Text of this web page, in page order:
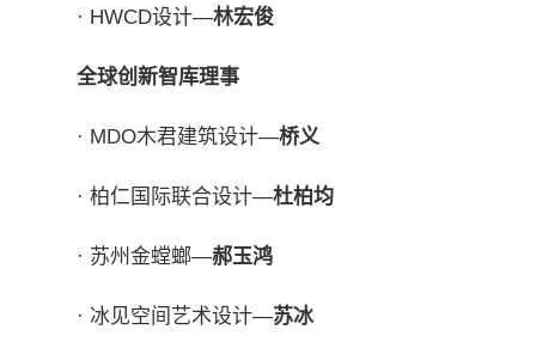
· HWCD设计—林宏俊
全球创新智库理事
· MDO木君建筑设计—桥义
· 柏仁国际联合设计—杜柏均
· 苏州金螳螂—郝玉鸿
· 冰见空间艺术设计—苏冰